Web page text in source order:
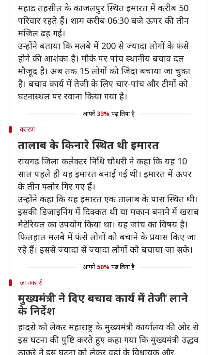
महाड तहसील के काजलपुर स्थित इमारत में करीब 50
परिवार रहते हैं। शाम करीब 06:30 बजे ऊपर की तीन
मंजिल ढह गई।
उन्होंने बताया कि मलबे में 200 से ज्यादा लोगों के फंसे
होने की आशंका है। मौके पर पांच स्थानीय बचाव दल
मौजूद हैं। अब तक 15 लोगों को जिंदा बचाया जा चुका
है। बचाव कार्य में तेजी के लिए चार-पांच और टीमों को
घटनास्थल पर रवाना किया गया है।
आपने 33% पढ़ लिया है
कारण
तालाब के किनारे स्थित थी इमारत
रायगढ़ जिला कलेक्टर निधि चौधरी ने कहा कि यह 10
साल पहले ही यह इमारत बनाई गई थी। इमारत में ऊपर
के तीन फ्लोर गिर गए हैं।
उन्होंने कहा कि यह इमारत एक तालाब के पास स्थित थी।
इसकी डिजाइनिंग में दिक्कत थी या मकान बनाने में खराब
मैटेरियल का उपयोग किया था। यह जांच का विषय है।
फिलहाल मलबे में फंसे लोगों को बचाने के प्रयास किए जा
रहे हैं। इससे ज्यादा से ज्यादा लोगों को बचाया जा सके।
आपने 50% पढ़ लिया है
जानकारी
मुख्यमंत्री ने दिए बचाव कार्य में तेजी लाने
के निर्देश
हादसे को लेकर महाराष्ट्र के मुख्यमंत्री कार्यालय की ओर से
इस घटना की पुष्टि करते हुए कहा गया कि मुख्यमंत्री उद्धव
ठाकरे ने इस घटना को लेकर वहां के विधायक और